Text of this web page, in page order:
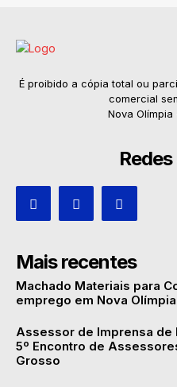
É proibido a cópia total ou
comercial
Nova
Mais recentes
Machado Materiais para
emprego em Nova Olímpia
Assessor de Imprensa de
5º Encontro de
Grosso